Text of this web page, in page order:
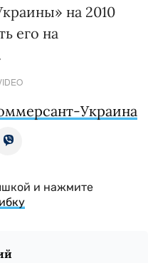
на 2010
его на
Украина
и нажмите